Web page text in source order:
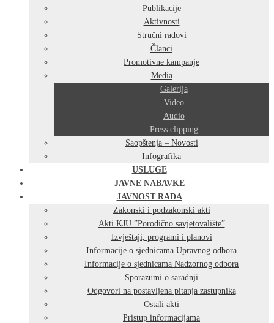
Publikacije
Aktivnosti
Stručni radovi
Članci
Promotivne kampanje
Media
Galerija
Video
Audio
Press clipping
Saopštenja – Novosti
Infografika
USLUGE
JAVNE NABAVKE
JAVNOST RADA
Zakonski i podzakonski akti
Akti KJU ”Porodično savjetovalište”
Izvještaji, programi i planovi
Informacije o sjednicama Upravnog odbora
Informacije o sjednicama Nadzornog odbora
Sporazumi o saradnji
Odgovori na postavljena pitanja zastupnika
Ostali akti
Pristup informacijama